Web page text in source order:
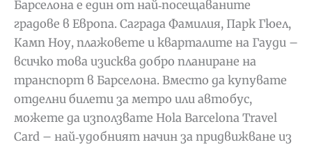
Барселона е един от най‑посещаваните
градове в Европа. Саграда Фамилия, Парк Гюел,
Камп Ноу, плажовете и кварталите на Гауди –
всичко това изисква добро планиране на
транспорт в Барселона. Вместо да купувате
отделни билети за метро или автобус,
можете да използвате Hola Barcelona Travel
Card – най‑удобният начин за придвижване из